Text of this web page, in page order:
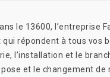
le 13600, l’entreprise
répondent à tous vos
l’installation et le
et le changement de